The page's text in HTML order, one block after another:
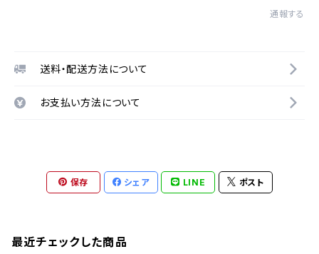
通報する
送料・配送方法について
お支払い方法について
保存 シェア LINE ポスト
最近チェックした商品